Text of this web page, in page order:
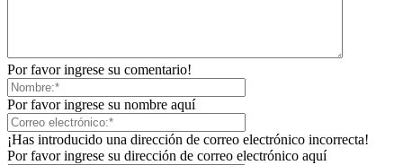
Por favor ingrese su comentario!
Por favor ingrese su nombre aquí
¡Has introducido una dirección de correo electrónico incorrecta!
Por favor ingrese su dirección de correo electrónico aquí